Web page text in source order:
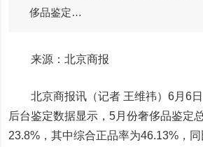
侈品鉴定…
来源：北京商报
北京商报讯（记者 王维祎）6月6日
后台鉴定数据显示，5月份奢侈品鉴定
23.8%，其中综合正品率为46.13%，同